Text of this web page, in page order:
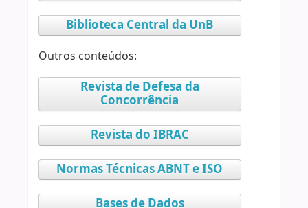
Biblioteca Central da UnB
Outros conteúdos:
Revista de Defesa da
Concorrência
Revista do IBRAC
Normas Técnicas ABNT e ISO
Bases de Dados